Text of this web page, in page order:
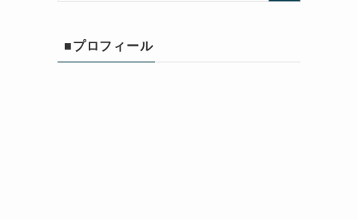
■プロフィール